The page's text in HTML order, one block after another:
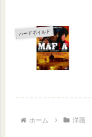
ハードボイルド
ホーム 洋画